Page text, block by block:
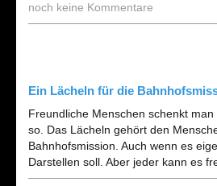
noch keine Kommentare
Ein Lächeln für die
Freundliche Menschen schenkt
so. Das Lächeln gehört den
Bahnhofsmission. Auch wenn es
Darstellen soll. Aber jeder kann es